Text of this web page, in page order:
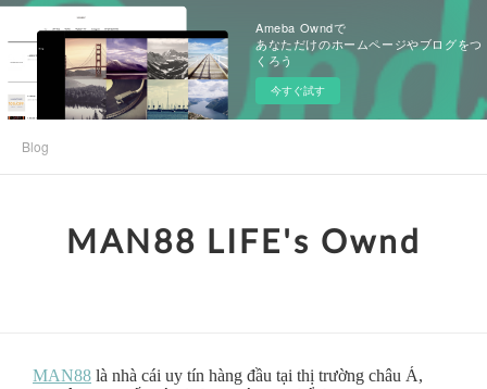
Ameba Owndで
あなただけのホームページやブログをつ
くろう
今すぐ試す
Blog
MAN88 LIFE's Ownd